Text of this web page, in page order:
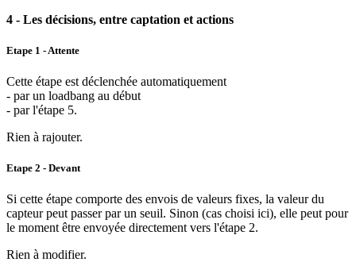
4 - Les décisions, entre captation et actions
Etape 1 - Attente
Cette étape est déclenchée automatiquement
- par un loadbang au début
- par l'étape 5.
Rien à rajouter.
Etape 2 - Devant
Si cette étape comporte des envois de valeurs fixes, la valeur du
capteur peut passer par un seuil. Sinon (cas choisi ici), elle peut pour
le moment être envoyée directement vers l'étape 2.
Rien à modifier.